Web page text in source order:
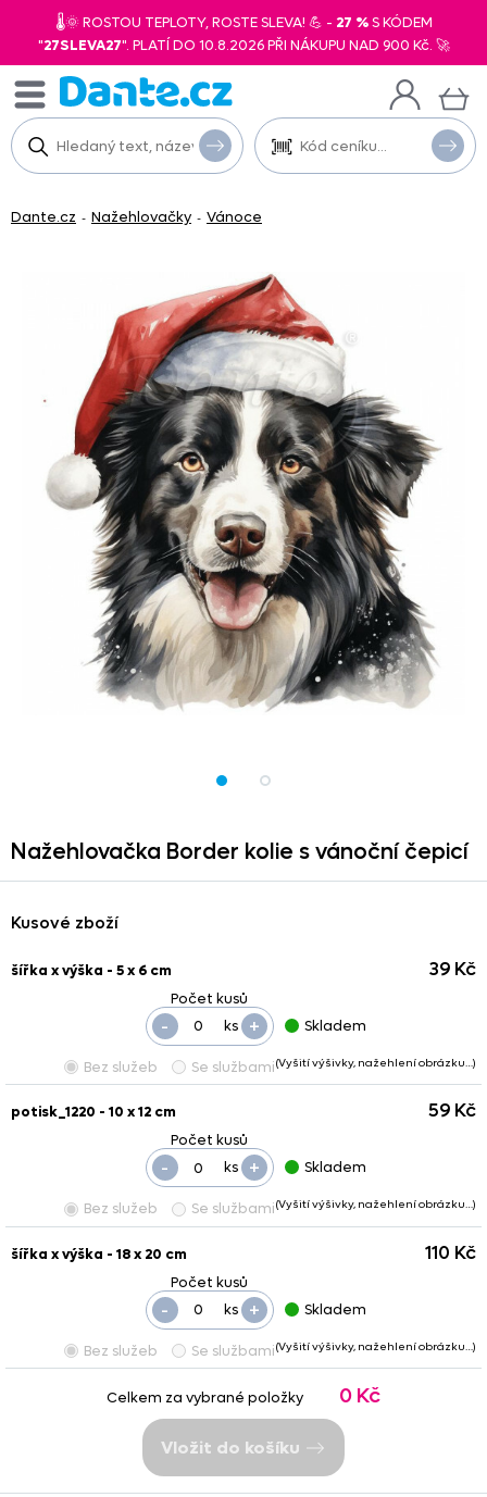
🌡️🌞 ROSTOU TEPLOTY, ROSTE SLEVA! 💪 - 27 %S KÓDEM
"27SLEVA27". PLATÍ DO 10.8.2026 PŘI NÁKUPU NAD 900 Kč. 🚀
Dante.cz - Nažehlovačky - Vánoce
Nažehlovačka Border kolie s vánoční čepicí
Kusové zboží
šířka x výška - 5 x 6 cm
ks +
-
39 Kč
Skladem
Bez služeb Se službami(Vyšití výšivky, nažehlení obrázku…)
potisk_1220 - 10 x 12 cm
ks +
-
59 Kč
Skladem
Bez služeb Se službami(Vyšití výšivky, nažehlení obrázku…)
šířka x výška - 18 x 20 cm
ks +
-
110 Kč
Skladem
Bez služeb Se službami(Vyšití výšivky, nažehlení obrázku…)
Celkem za vybrané položky 0 Kč
Vložit do košíku